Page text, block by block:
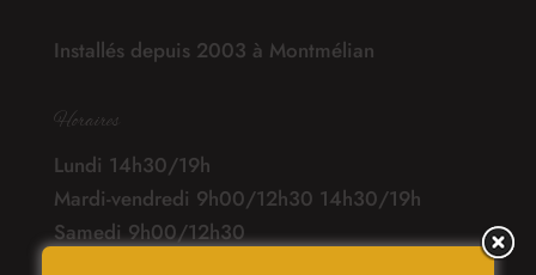
Installés depuis 2003 à Montmélian
Horaires
Lundi 14h30/19h
Mardi-vendredi 9h00/12h30 14h30/19h
Samedi 9h00/12h30